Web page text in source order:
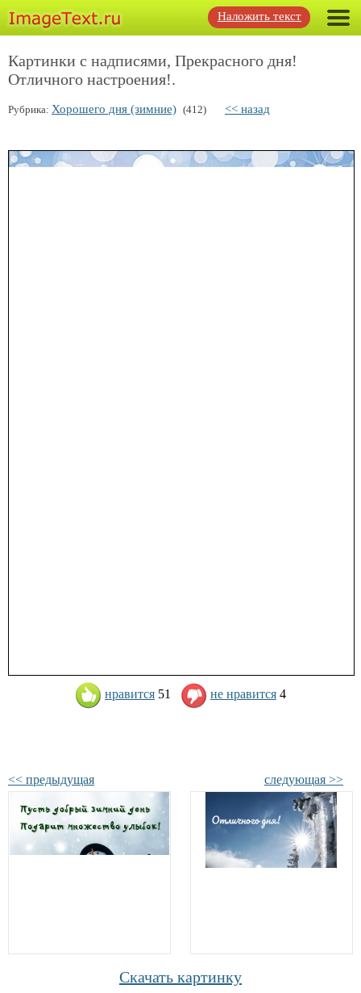
Наложить текст
Картинки с надписями, Прекрасного дня!
Отличного настроения!.
Рубрика: Хорошего дня (зимние) (412) << назад
нравится 51 не нравится 4
<< предыдущая следующая >>
Скачать картинку